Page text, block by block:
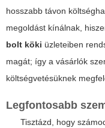
hosszabb távon
megoldást kínálnak,
bolt köki üzleteiben
magát; így a vásárlók
költségvetésüknek
Legfontosabb
Tisztázd, hogy